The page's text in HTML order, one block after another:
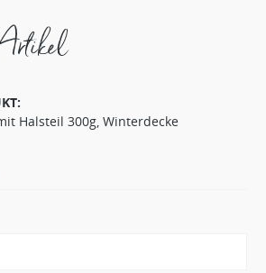
Halsteil 300g, Winterdecke